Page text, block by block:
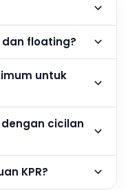
floating?
untuk
cicilan
KPR?